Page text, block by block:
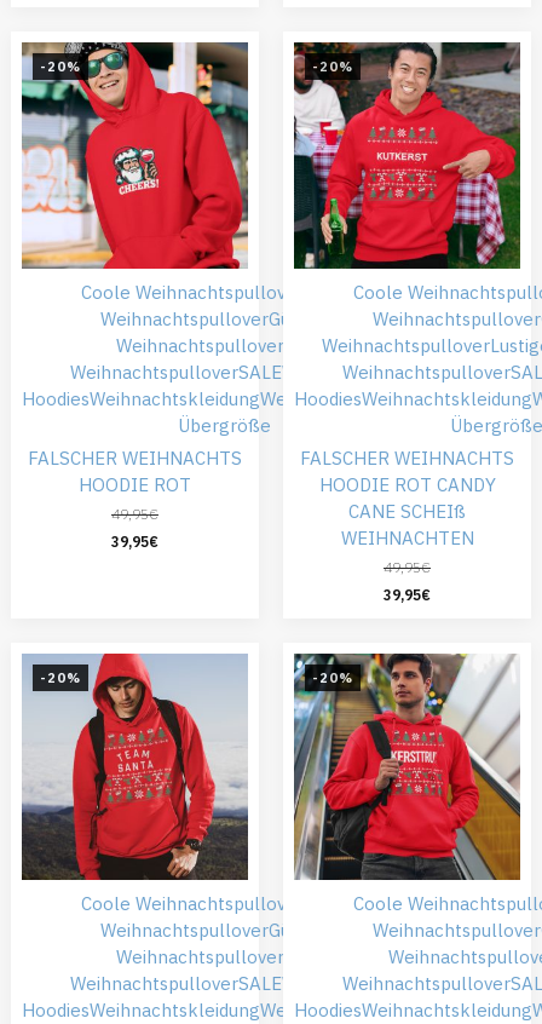
-20%
Coole Weihnachtspullover
Falsche
WeihnachtspulloverGünstiger
Weihnachtspullover Roter
WeihnachtspulloverSALEWeihnachts
HoodiesWeihnachtskleidungWeihnachtspullover
Übergröße
FALSCHER WEIHNACHTS
HOODIE ROT
49,95€
39,95€
-20%
Coole
Weihnachtspullover
Weihnachtspullover
Weihnachtspullover
HoodiesWeihnachtskleidung
FALSCHER WEIHNACHTS
HOODIE ROT CANDY
CANE SCHEIß
WEIHNACHTEN
49,95€
39,95€
-20%
Coole Weihnachtspullover
Falsche
WeihnachtspulloverGünstiger
Weihnachtspullover
WeihnachtspulloverSALEWeihnachts
HoodiesWeihnachtskleidungWeihnachtspullover
-20%
Coole
Weihnachtspullover
Weihnachtspullover
HoodiesWeihnachtskleidung